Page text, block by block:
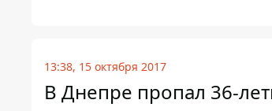
13:38, 15 октября 2017
В Днепре пропал 36-